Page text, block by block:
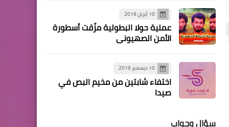
أخبار فلسطين
أخبار البص
*ثانويّـة دير ياسين تُكرّم أبناءها
المُتفوِّقيـن في عرسٍ وطنيّ
10 أبريل 2019
عملية حولا البطولية مزّقت أسطورة
الأمن الصهيوني
10 ديسمبر 2019
اختفاء شابتين من مخيم البص في
صيدا
سؤال وجواب